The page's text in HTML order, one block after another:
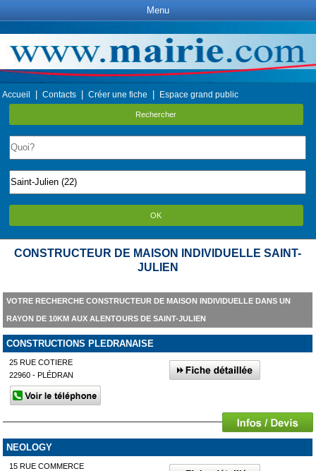
Menu
Accueil Contacts Créer une fiche Espace grand public
Rechercher
OK
CONSTRUCTEUR DE MAISON INDIVIDUELLE SAINT-
JULIEN
VOTRE RECHERCHE CONSTRUCTEUR DE MAISON INDIVIDUELLE DANS UN
RAYON DE 10KM AUX ALENTOURS DE SAINT-JULIEN
CONSTRUCTIONS PLEDRANAISE
25 RUE COTIERE
22960 - PLÉDRAN
NEOLOGY
15 RUE COMMERCE